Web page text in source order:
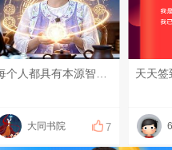
每个人都具有本源智慧，只是被无明遮住了天眼，大自然会给每个人很多考验，一旦通关，便自动可开启应该匹配给你的智慧#红尘修行 #文化传承 #开悟觉醒
大同书院 7